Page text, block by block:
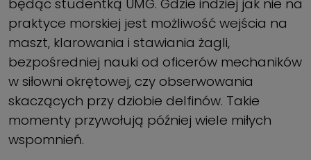
będąc studentką UMG. Gdzie indziej jak nie na
praktyce morskiej jest możliwość wejścia na
maszt, klarowania i stawiania żagli,
bezpośredniej nauki od oficerów mechaników
w siłowni okrętowej, czy obserwowania
skaczących przy dziobie delfinów. Takie
momenty przywołują później wiele miłych
wspomnień.